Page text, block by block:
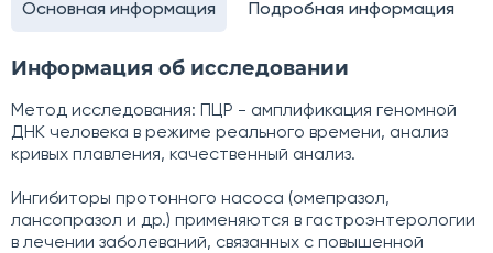
Основная информация Подробная информация
Информация об исследовании
Метод исследования: ПЦР - амплификация геномной
ДНК человека в режиме реального времени, анализ
кривых плавления, качественный анализ.
Ингибиторы протонного насоса (омепразол,
лансопразол и др.) применяются в гастроэнтерологии
в лечении заболеваний, связанных с повышенной